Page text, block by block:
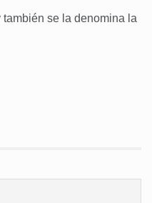
también se la denomina la